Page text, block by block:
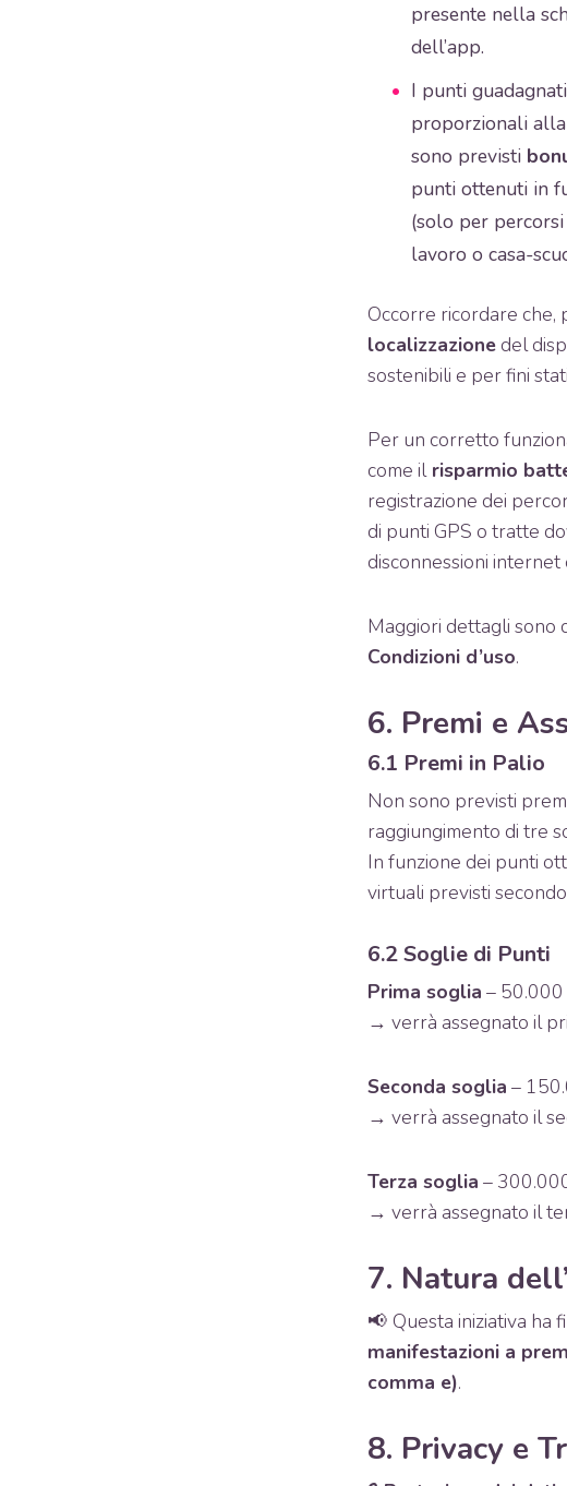
presente nella
dell’app.
I punti
proporzionali
sono previsti
punti ottenuti in
(solo per
lavoro o casa-
Occorre ricordare che,
localizzazione del
sostenibili e per fini
Per un corretto
come ilrisparmio
registrazione dei
di punti GPS o tratte
disconnessioni
Maggiori dettagli sono
Condizioni d’uso.
6. Premi e
6.1 Premi in Palio
Non sono previsti
raggiungimento di tre
In funzione dei punti
virtuali previsti
6.2 Soglie di Punti
Prima soglia – 50.000
→ verrà assegnato il
Seconda soglia –
→ verrà assegnato il
Terza soglia –
→ verrà assegnato il
7. Natura
📢 Questa iniziativa ha
manifestazioni a
comma e).
8. Privacy e